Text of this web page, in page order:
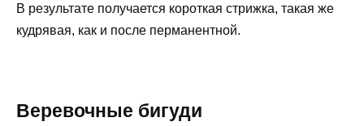
В результате получается короткая стрижка, такая же
кудрявая, как и после перманентной.
Веревочные бигуди